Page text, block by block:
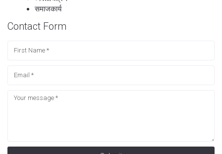
समाजकार्य
Contact Form